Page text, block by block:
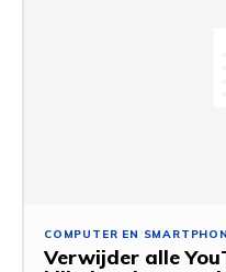
COMPUTER EN
Verwijder alle